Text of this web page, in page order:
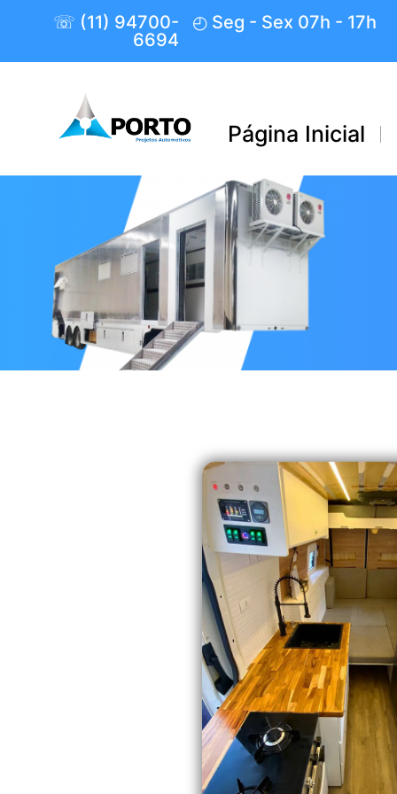
☏ (11) 94700-
6694
◴ Seg - Sex 07h - 17h
Página Inicial